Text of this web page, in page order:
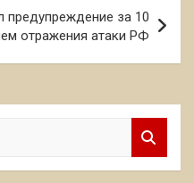
предупреждение за 10
отражения атаки РФ